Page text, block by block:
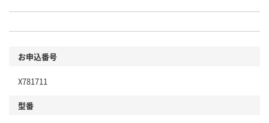
お申込番号
X781711
型番